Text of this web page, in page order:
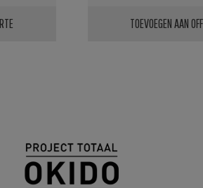
TOEVOEGEN AAN